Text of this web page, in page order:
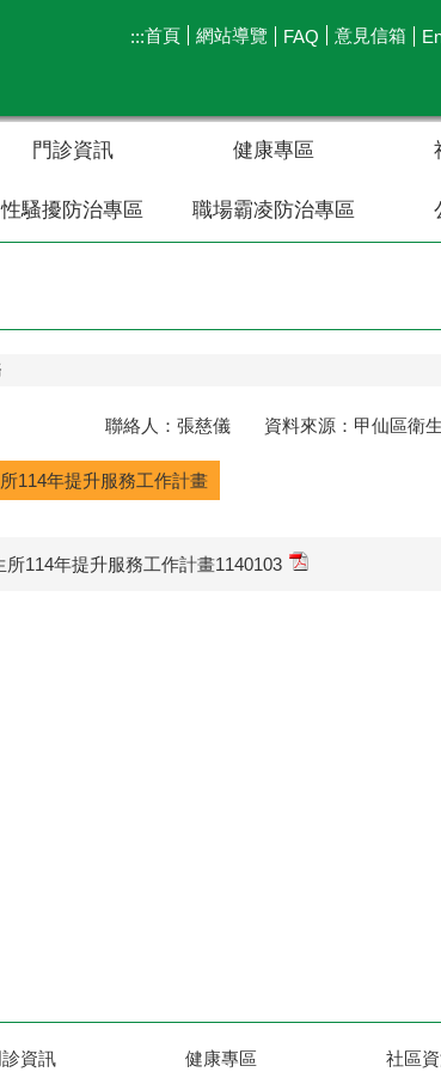
:::首頁 網站導覽 FAQ 意見信箱
門診資訊 健康專區
性騷擾防治專區 職場霸凌防治專區
聯絡人：張慈儀 資料來源：甲仙區
114年提升服務工作計畫
114年提升服務工作計畫1140103
資訊 健康專區 社區